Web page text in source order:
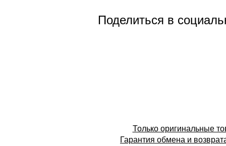
Поделиться в
Только оригинальные
Гарантия обмена и